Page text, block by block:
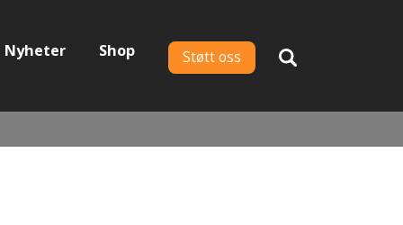
Støtt oss
Nyheter Shop